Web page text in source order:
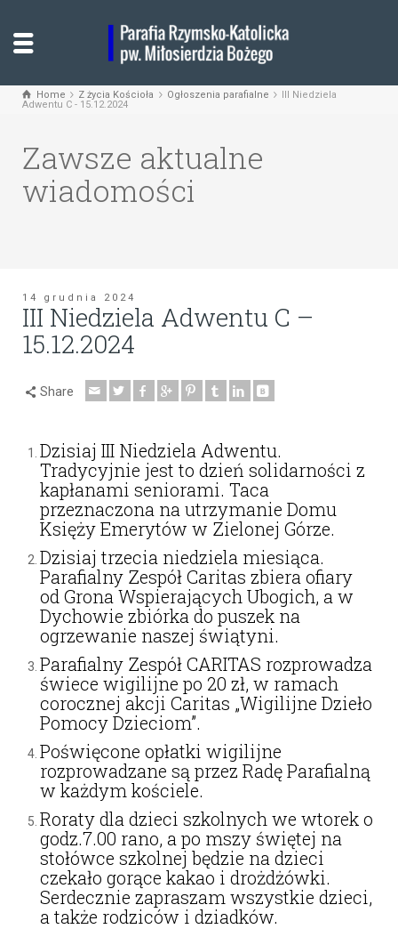
Home Z życia Kościoła Ogłoszenia parafialne
III Niedziela
Adwentu C - 15.12.2024
Zawsze aktualne
wiadomości
14 grudnia 2024
III Niedziela Adwentu C –
15.12.2024
Share
Dzisiaj III Niedziela Adwentu.
Tradycyjnie jest to dzień solidarności z
kapłanami seniorami. Taca
przeznaczona na utrzymanie Domu
Księży Emerytów w Zielonej Górze.
Dzisiaj trzecia niedziela miesiąca.
Parafialny Zespół Caritas zbiera ofiary
od Grona Wspierających Ubogich, a w
Dychowie zbiórka do puszek na
ogrzewanie naszej świątyni.
Parafialny Zespół CARITAS rozprowadza
świece wigilijne po 20 zł, w ramach
corocznej akcji Caritas „Wigilijne Dzieło
Pomocy Dzieciom”.
Poświęcone opłatki wigilijne
rozprowadzane są przez Radę Parafialną
w każdym kościele.
Roraty dla dzieci szkolnych we wtorek o
godz.7.00 rano, a po mszy świętej na
stołówce szkolnej będzie na dzieci
czekało gorące kakao i drożdżówki.
Serdecznie zapraszam wszystkie dzieci,
a także rodziców i dziadków.